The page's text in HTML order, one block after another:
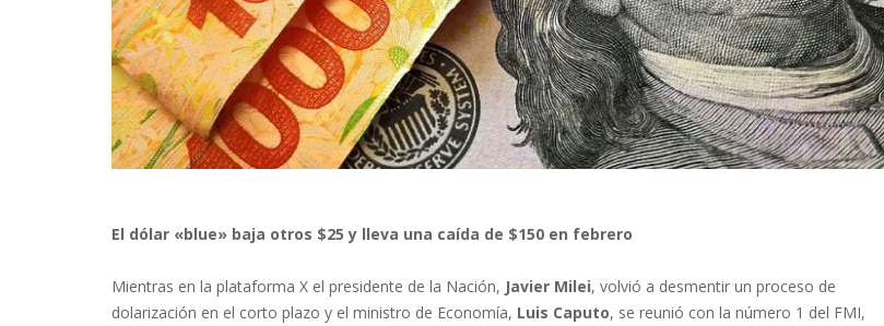
El dólar «blue» baja otros $25 y lleva una caída de $150 en febrero
Mientras en la plataforma X el presidente de la Nación, Javier Milei, volvió a desmentir un proceso de
dolarización en el corto plazo y el ministro de Economía, Luis Caputo, se reunió con la número 1 del FMI,